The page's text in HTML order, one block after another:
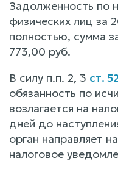
Задолженность по
физических лиц за
полностью, сумма
773,00 руб.
В силу п.п. 2, 3 ст.
обязанность по
возлагается на
дней до
орган направляет
налоговое